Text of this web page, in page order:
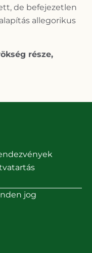
de befejezetlen
allegorikus
része,
jog